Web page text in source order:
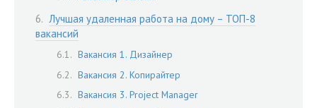
Лучшая удаленная работа на дому – ТОП-8
вакансий
Вакансия 1. Дизайнер
Вакансия 2. Копирайтер
Вакансия 3. Project Manager